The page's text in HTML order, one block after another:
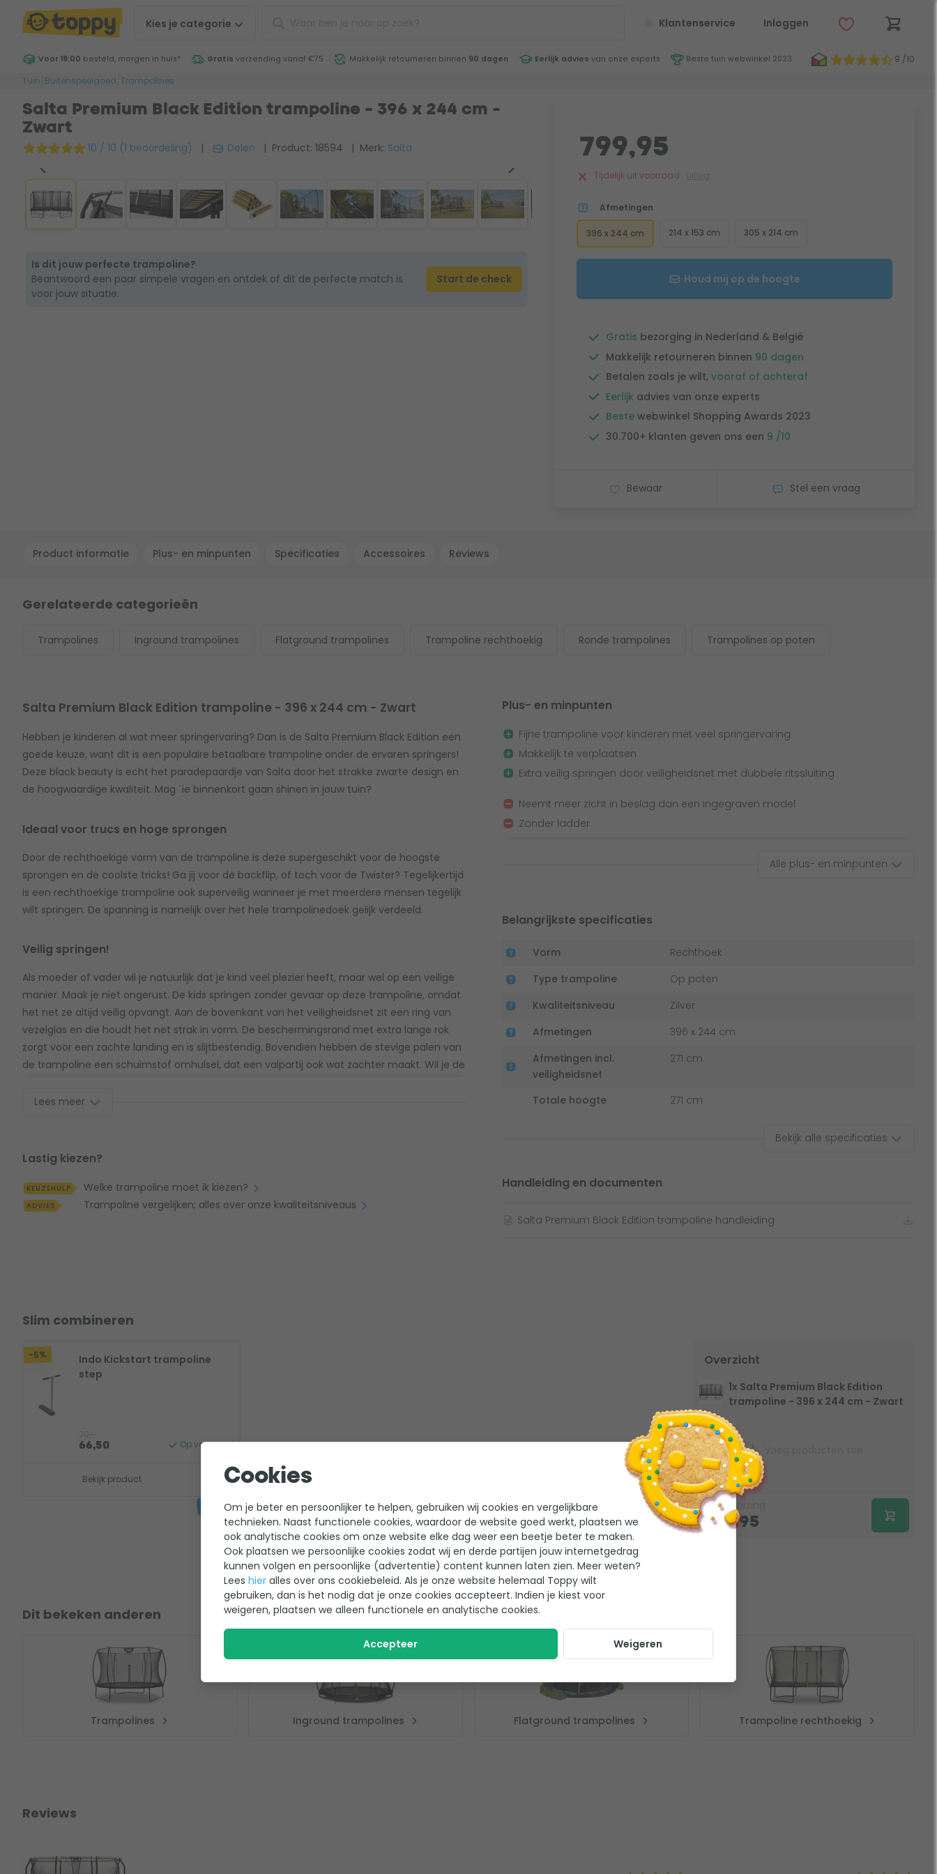
Kies je categorie Klantenservice Inloggen
Voor 18:00 besteld, morgen in huis* Gratis verzending vanaf €75 Makkelijk retourneren binnen 90 dagen Eerlijk advies van onze experts Beste tuin webwinkel 2023
9 /10
Tuin Buitenspeelgoed Trampolines
Salta Premium Black Edition trampoline - 396 x 244 cm -
Zwart
10 / 10 (1 beoordeling) | Delen | Product: 18594 | Merk: Salta
Is dit jouw perfecte trampoline?
Beantwoord een paar simpele vragen en ontdek of dit de perfecte match is
voor jouw situatie.
Start de check
799,95
Tijdelijk uit voorraad
Afmetingen
396 x 244 cm 214 x 153 cm 305 x 214 cm
Houd mij op de hoogte
Gratis bezorging in Nederland & België
Makkelijk retourneren binnen 90 dagen
Betalen zoals je wilt, vooraf of achteraf
Eerlijk advies van onze experts
Bestewebwinkel Shopping Awards 2023
30.700+ klanten geven ons een 9 /10
Bewaar Stel een vraag
Product informatie Plus- en minpunten Specificaties Accessoires Reviews
Gerelateerde categorieën
Trampolines Inground trampolines Flatground trampolines Trampoline rechthoekig Ronde trampolines Trampolines op poten
Salta Premium Black Edition trampoline - 396 x 244 cm - Zwart
Hebben je kinderen al wat meer springervaring? Dan is de Salta Premium Black Edition een
goede keuze, want dit is een populaire betaalbare trampoline onder de ervaren springers!
Deze black beauty is echt het paradepaardje van Salta door het strakke zwarte design en
de hoogwaardige kwaliteit. Mag ´ie binnenkort gaan shinen in jouw tuin?
Ideaal voor trucs en hoge sprongen
Door de rechthoekige vorm van de trampoline is deze supergeschikt voor de hoogste
sprongen en de coolste tricks! Ga jij voor de backflip, of toch voor de Twister? Tegelijkertijd
is een rechthoekige trampoline ook superveilig wanneer je met meerdere mensen tegelijk
wilt springen. De spanning is namelijk over het hele trampolinedoek gelijk verdeeld.
Veilig springen!
Als moeder of vader wil je natuurlijk dat je kind veel plezier heeft, maar wel op een veilige
manier. Maak je niet ongerust. De kids springen zonder gevaar op deze trampoline, omdat
het net ze altijd veilig opvangt. Aan de bovenkant van het veiligheidsnet zit een ring van
vezelglas en die houdt het net strak in vorm. De beschermingsrand met extra lange rok
zorgt voor een zachte landing en is slijtbestendig. Bovendien hebben de stevige palen van
de trampoline een schuimstof omhulsel, dat een valpartij ook wat zachter maakt. Wil je de
demonteren. Dat gaat overigens wel heel makkelijk vanwege het handige clicksysteem.
en wil je dat de trampoline niet midden in de tuin staat? Zet 'm dan even in de hoek van je
tuin. Als het feestje voorbij is, zet je de Salta Premium Black weer makkelijk terug. De
Lees meer
Lastig kiezen?
KEUZEHULP Welke trampoline moet ik kiezen?
ADVIES Trampoline vergelijken; alles over onze kwaliteitsniveaus
Plus- en minpunten
Fijne trampoline voor kinderen met veel springervaring
Makkelijk te verplaatsen
Extra veilig springen door veiligheidsnet met dubbele ritssluiting
Neemt meer zicht in beslag dan een ingegraven model
Zonder ladder
Alle plus- en minpunten
Belangrijkste specificaties
Vorm
Rechthoek
Type trampoline
Op poten
Kwaliteitsniveau
Zilver
Afmetingen
396 x 244 cm
Afmetingen incl.
veiligheidsnet
271 cm
Totale hoogte 271 cm
Bekijk alle specificaties
Handleiding en documenten
Salta Premium Black Edition trampoline handleiding
Slim combineren
-5%
Indo Kickstart trampoline
step
66,50 Op voorraad
Bekijk product
Overzicht
1x Salta Premium Black Edition
trampoline - 396 x 244 cm - Zwart
€0,-
799,95
Dit bekeken anderen
Trampolines Inground trampolines Flatground trampolines Trampoline rechthoekig
Reviews
Cookies
Om je beter en persoonlijker te helpen, gebruiken wij cookies en vergelijkbare
technieken. Naast functionele cookies, waardoor de website goed werkt, plaatsen we
ook analytische cookies om onze website elke dag weer een beetje beter te maken.
Ook plaatsen we persoonlijke cookies zodat wij en derde partijen jouw internetgedrag
kunnen volgen en persoonlijke (advertentie) content kunnen laten zien. Meer weten?
Lees hier alles over ons cookiebeleid. Als je onze website helemaal Toppy wilt
gebruiken, dan is het nodig dat je onze cookies accepteert. Indien je kiest voor
weigeren, plaatsen we alleen functionele en analytische cookies.
Accepteer Weigeren